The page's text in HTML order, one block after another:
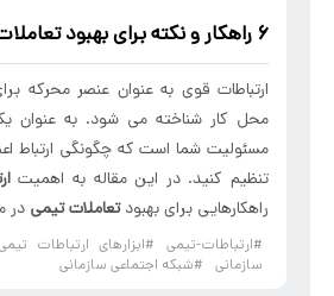
۶ راهکار و نکته برای بهبود
ارتباطات قوی به عنوان عنصر محرکه
محل کار شناخته می شود. به عنوان
مسئولیت شما است که چگونگی ارتباط
تنظیم کنید. در این مقاله به اهمیت
راهکارهایی برای بهبودتعاملات تیمی در
#ارتباطات-تیمی #ابزارهای ارتباطات
سازمانی
#شبکه اجتماعی سازمانی